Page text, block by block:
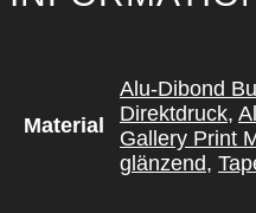
Material
Alu-Dibond
Direktdruck,
Gallery Print
glänzend,